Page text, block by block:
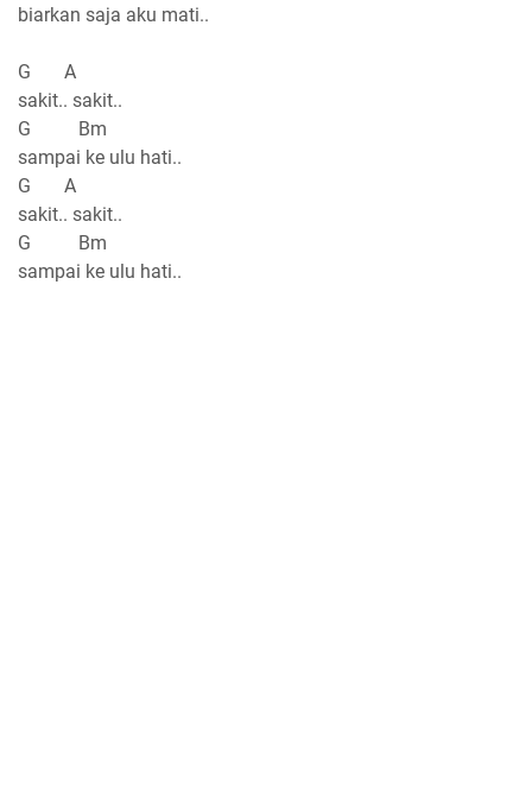
biarkan saja aku mati..
G A
sakit.. sakit..
G Bm
sampai ke ulu hati..
G A
sakit.. sakit..
G Bm
sampai ke ulu hati..